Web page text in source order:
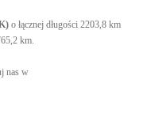
o łącznej długości 2203,8 km
km.
nas w